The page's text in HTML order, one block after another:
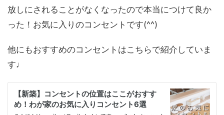
放しにされることがなくなったので本当につけて良か
った！お気に入りのコンセントです(^^)
他にもおすすめのコンセントはこちらで紹介していま
す♩